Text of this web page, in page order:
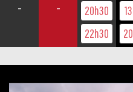
-
-
20h30
22h30